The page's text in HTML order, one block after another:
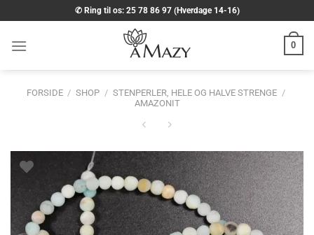
til
indhold
✆ Ring til os: 25 78 86 97 (Hverdage 14-16)
0
FORSIDE / SHOP / STENPERLER, HELE OG HALVE STRENGE /
AMAZONIT